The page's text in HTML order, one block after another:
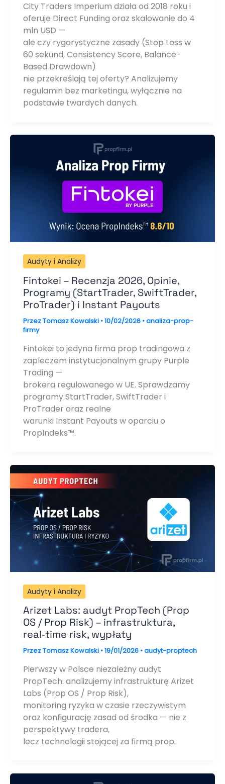
City Traders Imperium działa od 2018 roku i
oferuje Direct Funding oraz skalowanie do 4
mln USD —
ale czy rygorystyczne zasady (Stop Loss w
60 sekund, Consistency Score, Balance-
Based Drawdown)
nie przekreślają tej oferty? Analizujemy
regulamin bez marketingu, wyłącznie na
podstawie twardych danych.
Audyty i Analizy
Fintokei – Recenzja 2026, Opinie,
Programy (StartTrader, SwiftTrader,
ProTrader) i Instant Payouts
PrzezTomasz Kowalski •10/02/2026 •analiza-prop-
firmy
Fintokei to jedyna firma prop tradingowa z
zapleczem instytucjonalnym grupy Purple
Trading —
brokera regulowanego w UE. Sprawdzamy
programy StartTrader, SwiftTrader i
ProTrader oraz realne
warunki Instant Payouts w oparciu o
PropIndeks™.
Audyty i Analizy
Arizet Labs: audyt PropTech (Prop
OS / Prop Risk) – infrastruktura,
real‑time risk, wypłaty
PrzezTomasz Kowalski •19/01/2026 •audyt-proptech
Pierwszy w Polsce niezależny audyt
PropTech: analizujemy infrastrukturę Arizet
Labs (Prop OS / Prop Risk),
monitoring ryzyka w czasie rzeczywistym
oraz konfigurację zasad od środka — nie z
perspektywy tradera,
lecz technologii stojącej za firmą prop.